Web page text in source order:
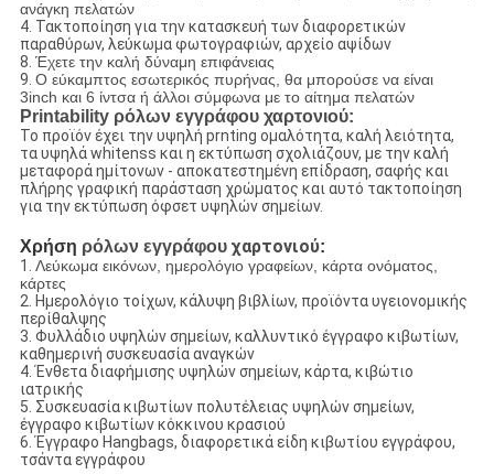
ανάγκη πελατών
4. Τακτοποίηση για την κατασκευή των διαφορετικών
παραθύρων, λεύκωμα φωτογραφιών, αρχείο αψίδων
8. Έχετε την καλή δύναμη επιφάνειας
9. Ο εύκαμπτος εσωτερικός πυρήνας, θα μπορούσε να είναι
3inch και 6 ίντσα ή άλλοι σύμφωνα με το αίτημα πελατών
Printability ρόλων εγγράφου χαρτονιού:
Το προϊόν έχει την υψηλή prnting ομαλότητα, καλή λειότητα,
τα υψηλά whitenss και η εκτύπωση σχολιάζουν, με την καλή
μεταφορά ημίτονων - αποκατεστημένη επίδραση, σαφής και
πλήρης γραφική παράσταση χρώματος και αυτό τακτοποίηση
για την εκτύπωση όφσετ υψηλών σημείων.
Χρήση ρόλων εγγράφουχαρτονιού:
1. Λεύκωμα εικόνων, ημερολόγιο γραφείων, κάρτα ονόματος,
κάρτες
2. Ημερολόγιο τοίχων, κάλυψη βιβλίων, προϊόντα υγειονομικής
περίθαλψης
3. Φυλλάδιο υψηλών σημείων, καλλυντικό έγγραφο κιβωτίων,
καθημερινή συσκευασία αναγκών
4.Ένθετα διαφήμισης υψηλών σημείων, κάρτα, κιβώτιο
ιατρικής
5. Συσκευασία κιβωτίων πολυτέλειας υψηλών σημείων,
έγγραφο κιβωτίων κόκκινου κρασιού
6.Έγγραφο Hangbags, διαφορετικά είδη κιβωτίου εγγράφου,
τσάντα εγγράφου